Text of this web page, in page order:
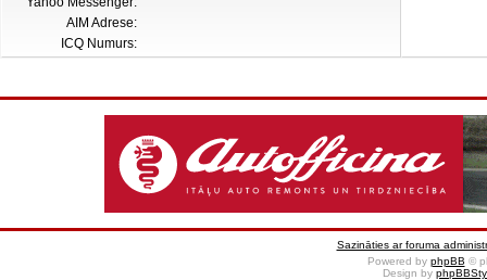
AIM Adrese:
ICQ Numurs:
Sazināties ar foruma
Powered by phpBB ©
Design by